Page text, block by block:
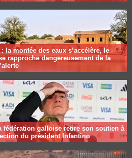
la montée des eaux s’accélère, le
rapproche dangereusement de la
fédération galloise retire son soutien à
du président Infantino